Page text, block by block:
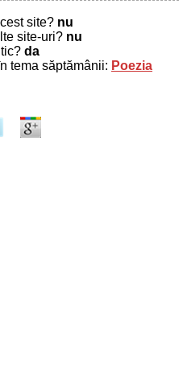
site? nu
site-uri? nu
da
tema săptămânii: Poezia